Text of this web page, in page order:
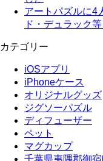
アートパズルに4
ド・デュラック等
カテゴリー
iOSアプリ
iPhoneケース
オリジナルグッズ
ジグソーパズル
ディフューザー
ペット
マグカップ
千葉県夷隅郡御